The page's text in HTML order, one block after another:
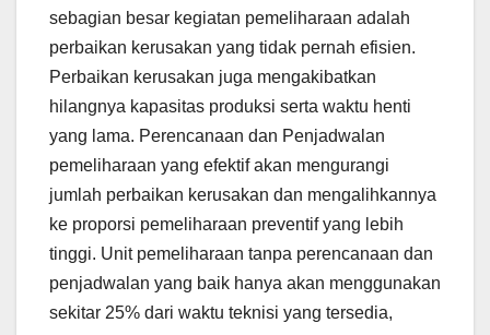
sebagian besar kegiatan pemeliharaan adalah
perbaikan kerusakan yang tidak pernah efisien.
Perbaikan kerusakan juga mengakibatkan
hilangnya kapasitas produksi serta waktu henti
yang lama. Perencanaan dan Penjadwalan
pemeliharaan yang efektif akan mengurangi
jumlah perbaikan kerusakan dan mengalihkannya
ke proporsi pemeliharaan preventif yang lebih
tinggi. Unit pemeliharaan tanpa perencanaan dan
penjadwalan yang baik hanya akan menggunakan
sekitar 25% dari waktu teknisi yang tersedia,